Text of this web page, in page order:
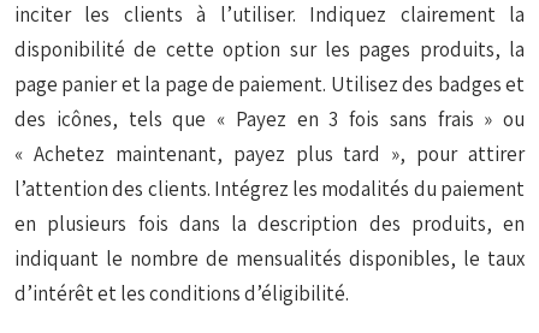
inciter les clients à l’utiliser. Indiquez clairement la
disponibilité de cette option sur les pages produits, la
page panier et la page de paiement. Utilisez des badges et
des icônes, tels que « Payez en 3 fois sans frais » ou
« Achetez maintenant, payez plus tard », pour attirer
l’attention des clients. Intégrez les modalités du paiement
en plusieurs fois dans la description des produits, en
indiquant le nombre de mensualités disponibles, le taux
d’intérêt et les conditions d’éligibilité.